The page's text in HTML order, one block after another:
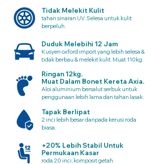
Tidak Melekit Kulit
tahan sinaran UV. Selesa untuk kulit
berpeluh.
Duduk Melebihi 12 Jam
Kusyen oxford import yang lebih selesa &
tidak berbau & melekit kulit. Muat 110kg.
Ringan 12kg.
Muat Dalam Bonet Kereta Axia.
Aloi aluminium bersalut serbuk untuk
penggunaan lebih lama dan tahan lasak.
Tapak Berlipat
2 inci lebih besar daripada kerusi roda
biasa.
+20% Lebih Stabil Untuk
Permukaan Kasar
roda 20 inci, komposit getah.